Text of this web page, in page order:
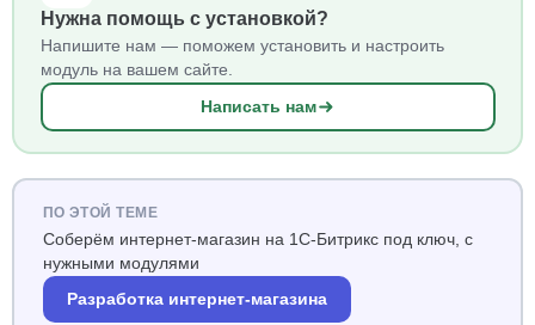
Нужна помощь с установкой?
Напишите нам — поможем установить и настроить
модуль на вашем сайте.
Написать нам
ПО ЭТОЙ ТЕМЕ
Соберём интернет-магазин на 1С-Битрикс под ключ, с
нужными модулями
Разработка интернет-магазина